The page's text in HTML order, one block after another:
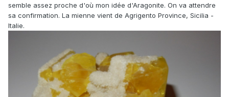
semble assez proche d'où mon idée d'Aragonite. On va attendre
sa confirmation. La mienne vient de Agrigento Province, Sicilia -
Italie.